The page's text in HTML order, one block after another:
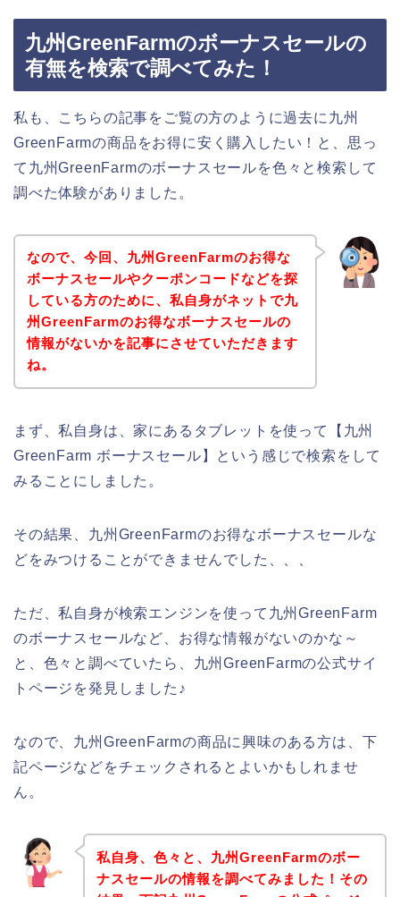
九州GreenFarmのボーナスセールの
有無を検索で調べてみた！
私も、こちらの記事をご覧の方のように過去に九州
GreenFarmの商品をお得に安く購入したい！と、思っ
て九州GreenFarmのボーナスセールを色々と検索して
調べた体験がありました。
なので、今回、九州GreenFarmのお得な
ボーナスセールやクーポンコードなどを探
している方のために、私自身がネットで九
州GreenFarmのお得なボーナスセールの
情報がないかを記事にさせていただきます
ね。
まず、私自身は、家にあるタブレットを使って【九州
GreenFarm ボーナスセール】という感じで検索をして
みることにしました。
その結果、九州GreenFarmのお得なボーナスセールな
どをみつけることができませんでした、、、
ただ、私自身が検索エンジンを使って九州GreenFarm
のボーナスセールなど、お得な情報がないのかな～
と、色々と調べていたら、九州GreenFarmの公式サイ
トページを発見しました♪
なので、九州GreenFarmの商品に興味のある方は、下
記ページなどをチェックされるとよいかもしれませ
ん。
私自身、色々と、九州GreenFarmのボー
ナスセールの情報を調べてみました！その